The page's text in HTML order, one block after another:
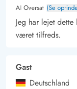
AI Oversat (Se
Jeg har lejet
været tilfreds.
Gast
Deutschland